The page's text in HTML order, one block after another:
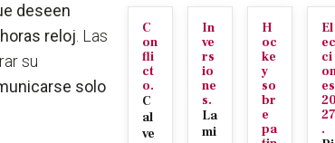
deseen
reloj . Las
su
solo
C
on
fli
ct
o.
C
al
ve
In
ve
rs
io
ne
s.
La
mi
H
oc
ke
y
so
br
e
pa
El
ec
ci
es
20
27
.